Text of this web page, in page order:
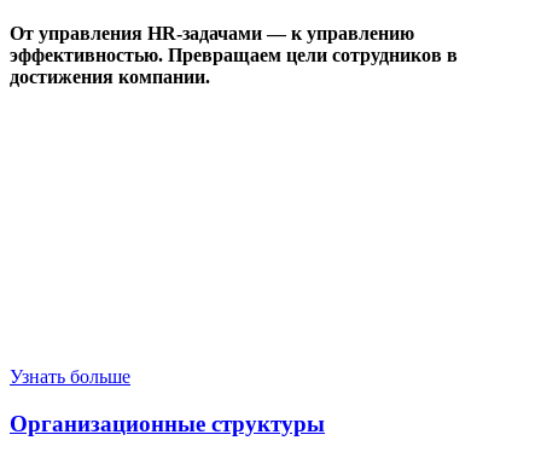
От управления HR-задачами — к управлению
эффективностью. Превращаем цели сотрудников в
достижения компании.
Узнать больше
Организационные структуры